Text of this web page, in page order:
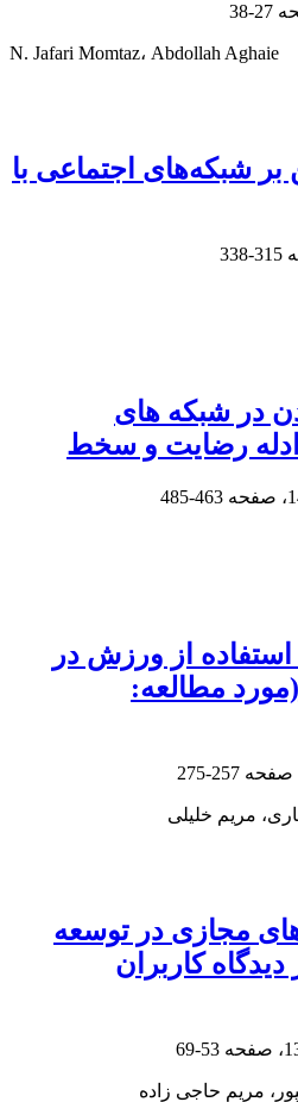
27-38
N. Jafari Momtaz، Abdollah Aghaie
بر شبکه‌های اجتماعی با
315-338
در شبکه های
ادله رضایت و سخط
463-485
استفاده از ورزش در
مطالعه:
257-275
مریم خلیلی
مجازی در توسعه
کاربران
53-69
مریم حاجی زاده